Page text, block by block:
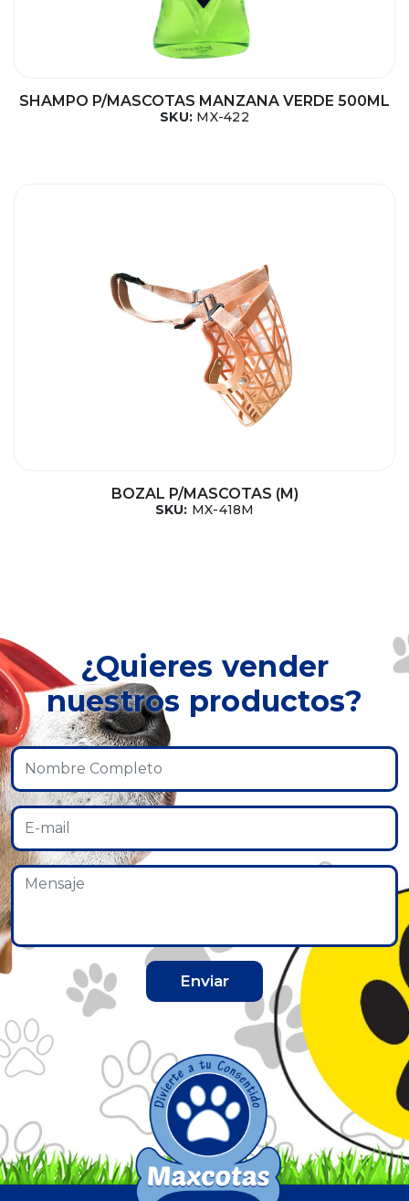
SHAMPO P/MASCOTAS MANZANA VERDE 500ML
SKU: MX-422
BOZAL P/MASCOTAS (M)
SKU: MX-418M
¿Quieres vender
nuestros productos?
Enviar